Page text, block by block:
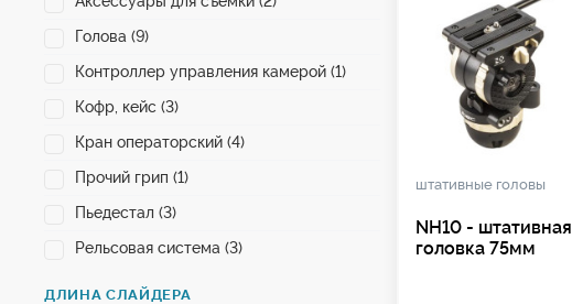
Голова (9)
Контроллер управления камерой (1)
Кофр, кейс (3)
Кран операторский (4)
Прочий грип (1)
Пьедестал (3)
Рельсовая система (3)
Слайдер (3)
ДЛИНА СЛАЙДЕРА
штативные головы
NH10 - штативная
головка 75мм